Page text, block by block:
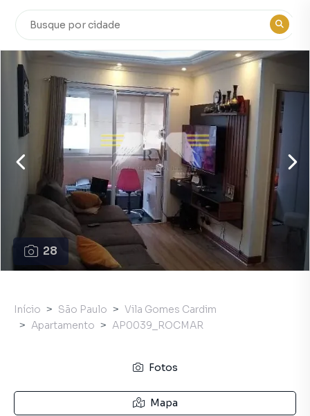
28
Início São Paulo
Vila Gomes Cardim
Apartamento
AP0039_ROCMAR
Fotos
Mapa